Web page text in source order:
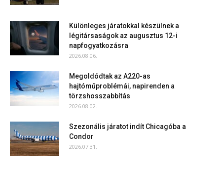
Különleges járatokkal készülnek a
légitársaságok az augusztus 12-i
napfogyatkozásra
2026.08.06.
Megoldódtak az A220-as
hajtóműproblémái, napirenden a
törzshosszabbítás
2026.08.02.
Szezonális járatot indít Chicagóba a
Condor
2026.07.31.